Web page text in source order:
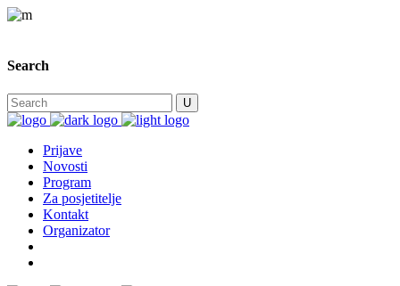
Search
Prijave
Novosti
Program
Za posjetitelje
Kontakt
Organizator